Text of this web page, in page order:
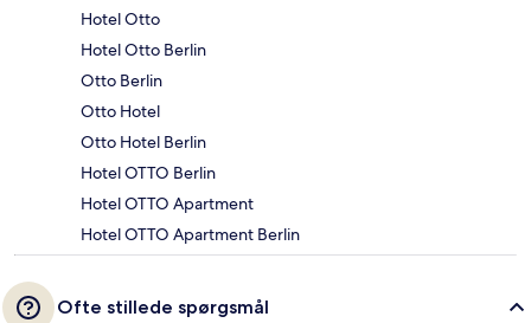
Hotel Otto
Hotel Otto Berlin
Otto Berlin
Otto Hotel
Otto Hotel Berlin
Hotel OTTO Berlin
Hotel OTTO Apartment
Hotel OTTO Apartment Berlin
Ofte stillede spørgsmål